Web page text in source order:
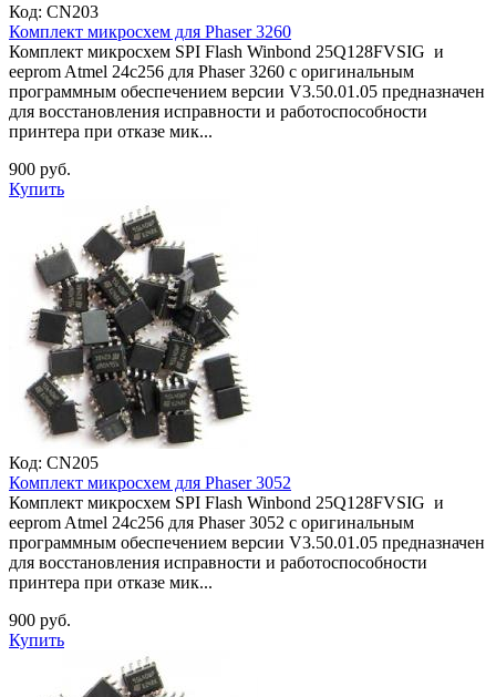
Код: CN203
Комплект микросхем для Phaser 3260
Комплект микросхем SPI Flash Winbond 25Q128FVSIG и
eeprom Atmel 24c256 для Phaser 3260 с оригинальным
программным обеспечением версии V3.50.01.05 предназначен
для восстановления исправности и работоспособности
принтера при отказе мик...
900 руб.
Купить
Код: CN205
Комплект микросхем для Phaser 3052
Комплект микросхем SPI Flash Winbond 25Q128FVSIG и
eeprom Atmel 24c256 для Phaser 3052 с оригинальным
программным обеспечением версии V3.50.01.05 предназначен
для восстановления исправности и работоспособности
принтера при отказе мик...
900 руб.
Купить